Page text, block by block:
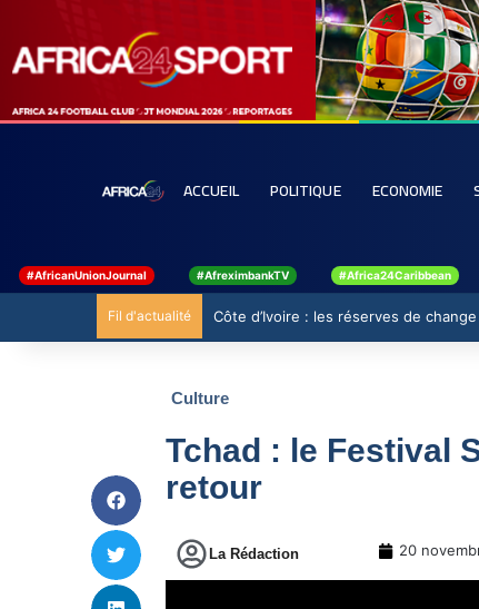
ACCUEIL POLITIQUE ECONOMIE
#AfricanUnionJournal #AfreximbankTV #Africa24Caribbean
Fil d'actualité Côte d’Ivoire : les réserves de
Culture
Tchad : le Festival
retour
La Rédaction 20